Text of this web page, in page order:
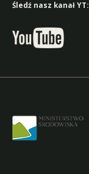
Śledź nasz kanał YT: